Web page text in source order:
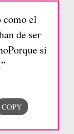
como el
de ser
si